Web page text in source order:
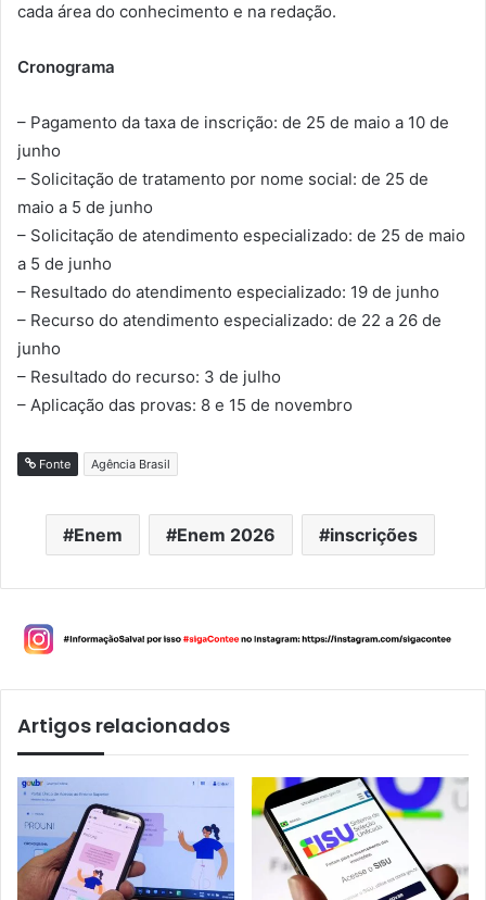
cada área do conhecimento e na redação.
Cronograma
– Pagamento da taxa de inscrição: de 25 de maio a 10 de
junho
– Solicitação de tratamento por nome social: de 25 de
maio a 5 de junho
– Solicitação de atendimento especializado: de 25 de maio
a 5 de junho
– Resultado do atendimento especializado: 19 de junho
– Recurso do atendimento especializado: de 22 a 26 de
junho
– Resultado do recurso: 3 de julho
– Aplicação das provas: 8 e 15 de novembro
Fonte Agência Brasil
Enem Enem 2026 inscrições
Artigos relacionados